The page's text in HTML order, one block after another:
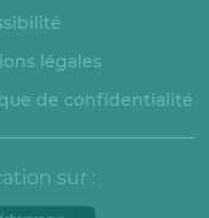
légales
de confidentialité
sur :